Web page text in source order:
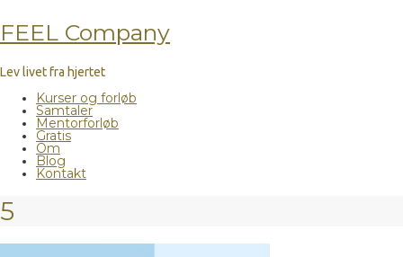
FEEL Company
Lev livet fra hjertet
Kurser og forløb
Samtaler
Mentorforløb
Gratis
Om
Blog
Kontakt
5